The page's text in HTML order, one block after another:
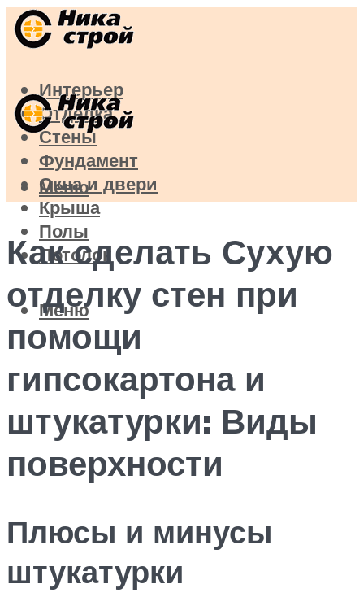
Интерьер
Отделка
Стены
Фундамент
Окна и двери
Крыша
Полы
Потолок
Меню
Меню
Как сделать Сухую
отделку стен при
помощи
гипсокартона и
штукатурки: Виды
поверхности
Плюсы и минусы
штукатурки